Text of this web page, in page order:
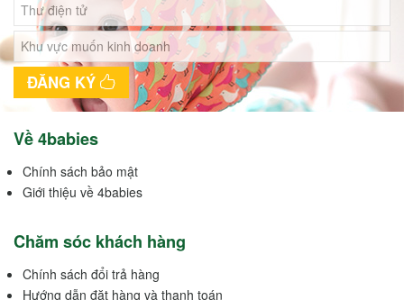
ĐĂNG KÝ
Về 4babies
Chính sách bảo mật
Giới thiệu về 4babies
Chăm sóc khách hàng
Chính sách đổi trả hàng
Hướng dẫn đặt hàng và thanh toán